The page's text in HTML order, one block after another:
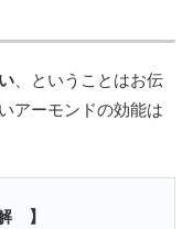
、ということはお伝
アーモンドの効能は
】